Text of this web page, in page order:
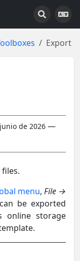
Export
de 2026 —
menu, File →
be exported
online storage